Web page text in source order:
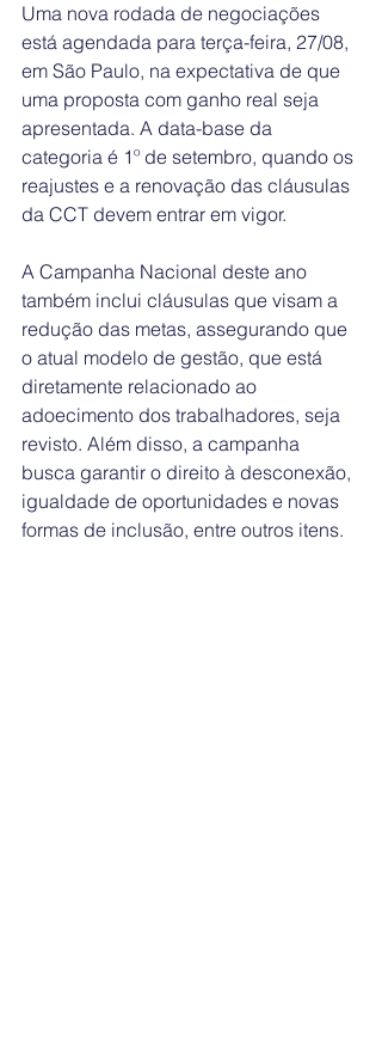
Uma nova rodada de negociações
está agendada para terça-feira, 27/08,
em São Paulo, na expectativa de que
uma proposta com ganho real seja
apresentada. A data-base da
categoria é 1º de setembro, quando os
reajustes e a renovação das cláusulas
da CCT devem entrar em vigor.
A Campanha Nacional deste ano
também inclui cláusulas que visam a
redução das metas, assegurando que
o atual modelo de gestão, que está
diretamente relacionado ao
adoecimento dos trabalhadores, seja
revisto. Além disso, a campanha
busca garantir o direito à desconexão,
igualdade de oportunidades e novas
formas de inclusão, entre outros itens.